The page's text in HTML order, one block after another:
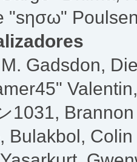
"sησω"
Gadsdon,
1031,
Bulakbol,